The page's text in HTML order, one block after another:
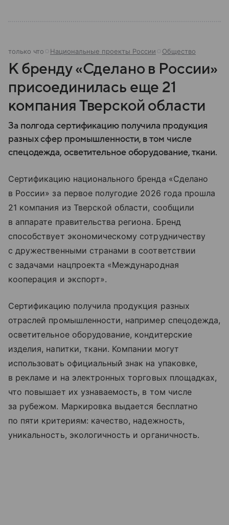
только что Национальные проекты России Общество
К бренду «Сделано в России»
присоединилась еще 21
компания Тверской области
За полгода сертификацию получила продукция
разных сфер промышленности, в том числе
спецодежда, осветительное оборудование, ткани.
Сертификацию национального бренда «Сделано
в России» за первое полугодие 2026 года прошла
21 компания из Тверской области, сообщили
в аппарате правительства региона. Бренд
способствует экономическому сотрудничеству
с дружественными странами в соответствии
с задачами нацпроекта «Международная
кооперация и экспорт».
Сертификацию получила продукция разных
отраслей промышленности, например спецодежда,
осветительное оборудование, кондитерские
изделия, напитки, ткани. Компании могут
использовать официальный знак на упаковке,
в рекламе и на электронных торговых площадках,
что повышает их узнаваемость, в том числе
за рубежом. Маркировка выдается бесплатно
по пяти критериям: качество, надежность,
уникальность, экологичность и органичность.